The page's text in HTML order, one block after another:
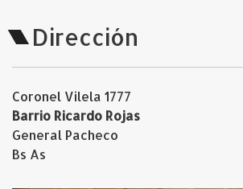
Dirección
Coronel Vilela 1777
Barrio Ricardo Rojas
General Pacheco
Bs As